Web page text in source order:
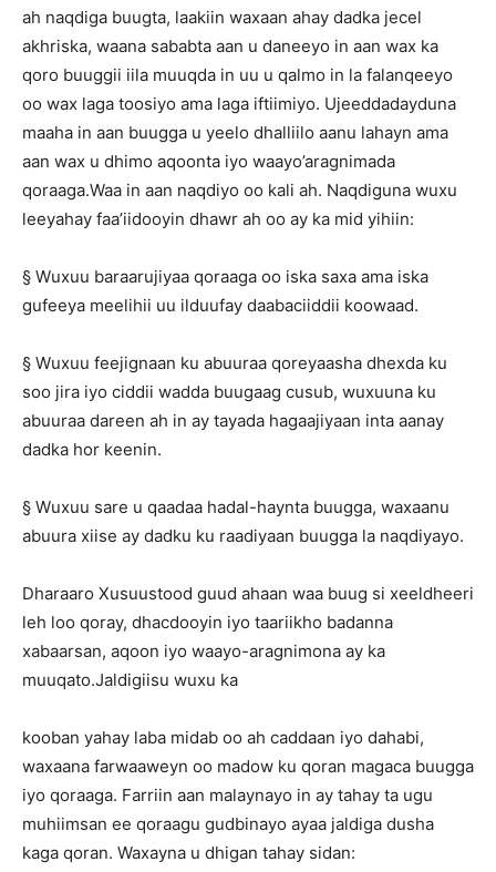
ah naqdiga buugta, laakiin waxaan ahay dadka jecel
akhriska, waana sababta aan u daneeyo in aan wax ka
qoro buuggii iila muuqda in uu u qalmo in la falanqeeyo
oo wax laga toosiyo ama laga iftiimiyo. Ujeeddadayduna
maaha in aan buugga u yeelo dhalliilo aanu lahayn ama
aan wax u dhimo aqoonta iyo waayo’aragnimada
qoraaga.Waa in aan naqdiyo oo kali ah. Naqdiguna wuxu
leeyahay faa’iidooyin dhawr ah oo ay ka mid yihiin:
§ Wuxuu baraarujiyaa qoraaga oo iska saxa ama iska
gufeeya meelihii uu ilduufay daabaciiddii koowaad.
§ Wuxuu feejignaan ku abuuraa qoreyaasha dhexda ku
soo jira iyo ciddii wadda buugaag cusub, wuxuuna ku
abuuraa dareen ah in ay tayada hagaajiyaan inta aanay
dadka hor keenin.
§ Wuxuu sare u qaadaa hadal-haynta buugga, waxaanu
abuura xiise ay dadku ku raadiyaan buugga la naqdiyayo.
Dharaaro Xusuustood guud ahaan waa buug si xeeldheeri
leh loo qoray, dhacdooyin iyo taariikho badanna
xabaarsan, aqoon iyo waayo-aragnimona ay ka
muuqato.Jaldigiisu wuxu ka
kooban yahay laba midab oo ah caddaan iyo dahabi,
waxaana farwaaweyn oo madow ku qoran magaca buugga
iyo qoraaga. Farriin aan malaynayo in ay tahay ta ugu
muhiimsan ee qoraagu gudbinayo ayaa jaldiga dusha
kaga qoran. Waxayna u dhigan tahay sidan: